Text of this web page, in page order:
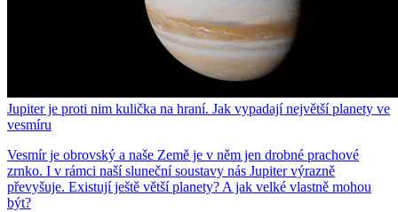
Jupiter je proti nim kulička na hraní. Jak vypadají největší planety ve
vesmíru
Vesmír je obrovský a naše Země je v něm jen drobné prachové
zrnko. I v rámci naší sluneční soustavy nás Jupiter výrazně
převyšuje. Existují ještě větší planety? A jak velké vlastně mohou
být?